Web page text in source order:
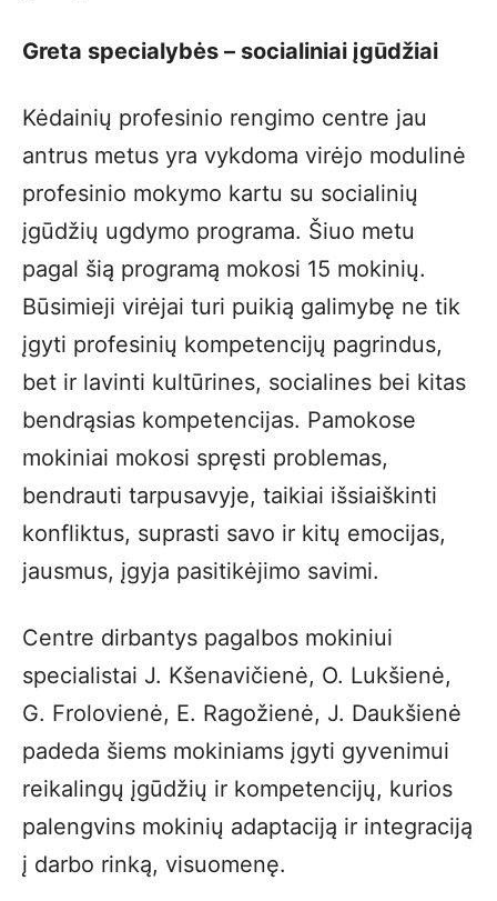
Greta specialybės – socialiniai įgūdžiai
Kėdainių profesinio rengimo centre jau
antrus metus yra vykdoma virėjo modulinė
profesinio mokymo kartu su socialinių
įgūdžių ugdymo programa. Šiuo metu
pagal šią programą mokosi 15 mokinių.
Būsimieji virėjai turi puikią galimybę ne tik
įgyti profesinių kompetencijų pagrindus,
bet ir lavinti kultūrines, socialines bei kitas
bendrąsias kompetencijas. Pamokose
mokiniai mokosi spręsti problemas,
bendrauti tarpusavyje, taikiai išsiaiškinti
konfliktus, suprasti savo ir kitų emocijas,
jausmus, įgyja pasitikėjimo savimi.
Centre dirbantys pagalbos mokiniui
specialistai J. Kšenavičienė, O. Lukšienė,
G. Frolovienė, E. Ragožienė, J. Daukšienė
padeda šiems mokiniams įgyti gyvenimui
reikalingų įgūdžių ir kompetencijų, kurios
palengvins mokinių adaptaciją ir integraciją
į darbo rinką, visuomenę.